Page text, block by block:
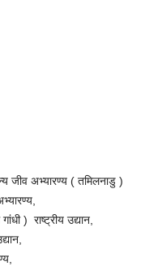
जीव अभ्यारण्य ( तमिलनाडु )
) राष्ट्रीय उद्यान,